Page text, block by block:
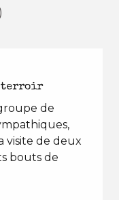
terroir
de
visite de deux
bouts de